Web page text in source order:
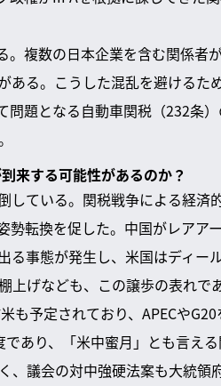
複数の日本企業を含む関係者
ある。こうした混乱を避けるた
問題となる自動車関税（232条
来する可能性があるのか？
している。関税戦争による経済
転換を促した。中国がレアア
る事態が発生し、米国はディー
げなども、この譲歩の表れで
も予定されており、APECや
あり、「米中蜜月」とも言え
、議会の対中強硬法案も大統領